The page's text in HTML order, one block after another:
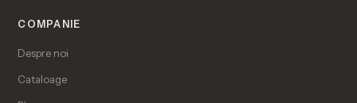
COMPANIE
Despre noi
Cataloage